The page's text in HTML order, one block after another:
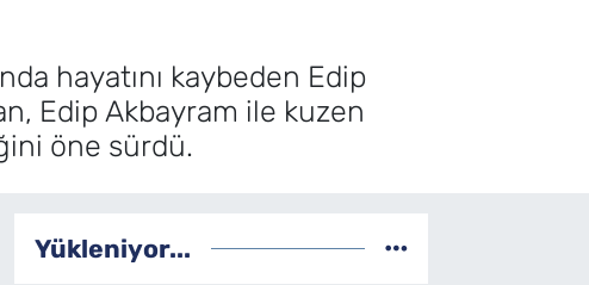
hayatını kaybeden Edip
Edip Akbayram ile kuzen
öne sürdü.
Yükleniyor...